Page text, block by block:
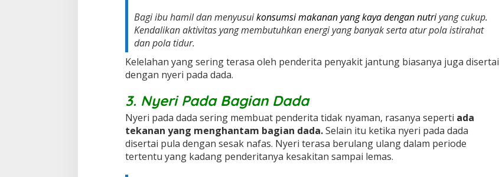
Bagi ibu hamil dan menyusuikonsumsi makanan yang kaya dengan nutriyang cukup.
Kendalikan aktivitas yang membutuhkan energi yang banyak serta atur pola istirahat
dan pola tidur.
Kelelahan yang sering terasa oleh penderita penyakit jantung biasanya juga disertai
dengan nyeri pada dada.
3. Nyeri Pada Bagian Dada
Nyeri pada dada sering membuat penderita tidak nyaman, rasanya seperti ada
tekanan yang menghantam bagian dada.Selain itu ketika nyeri pada dada
disertai pula dengan sesak nafas. Nyeri terasa berulang ulang dalam periode
tertentu yang kadang penderitanya kesakitan sampai lemas.